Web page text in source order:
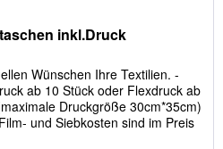
inkl.Druck
Wünschen Ihre Textilien. -
ab 10 Stück oder Flexdruck ab
Druckgröße 30cm*35cm)
und Siebkosten sind im Preis